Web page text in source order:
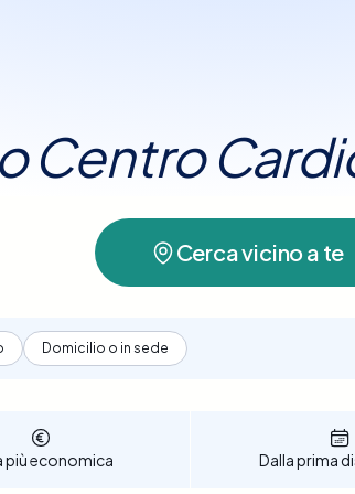
Centro
Cerca vicino a te
Domicilio o in sede
più economica Dalla prima